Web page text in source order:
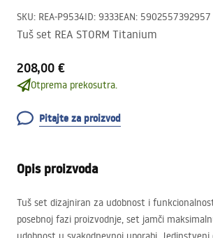
SKU: REA-P9534ID: 9333EAN: 5902557392957
Tuš set REA STORM Titanium
208,00 €
Otprema prekosutra.
Pitajte za proizvod
Opis proizvoda
Tuš set dizajniran za udobnost i
posebnoj fazi proizvodnje, set jamči